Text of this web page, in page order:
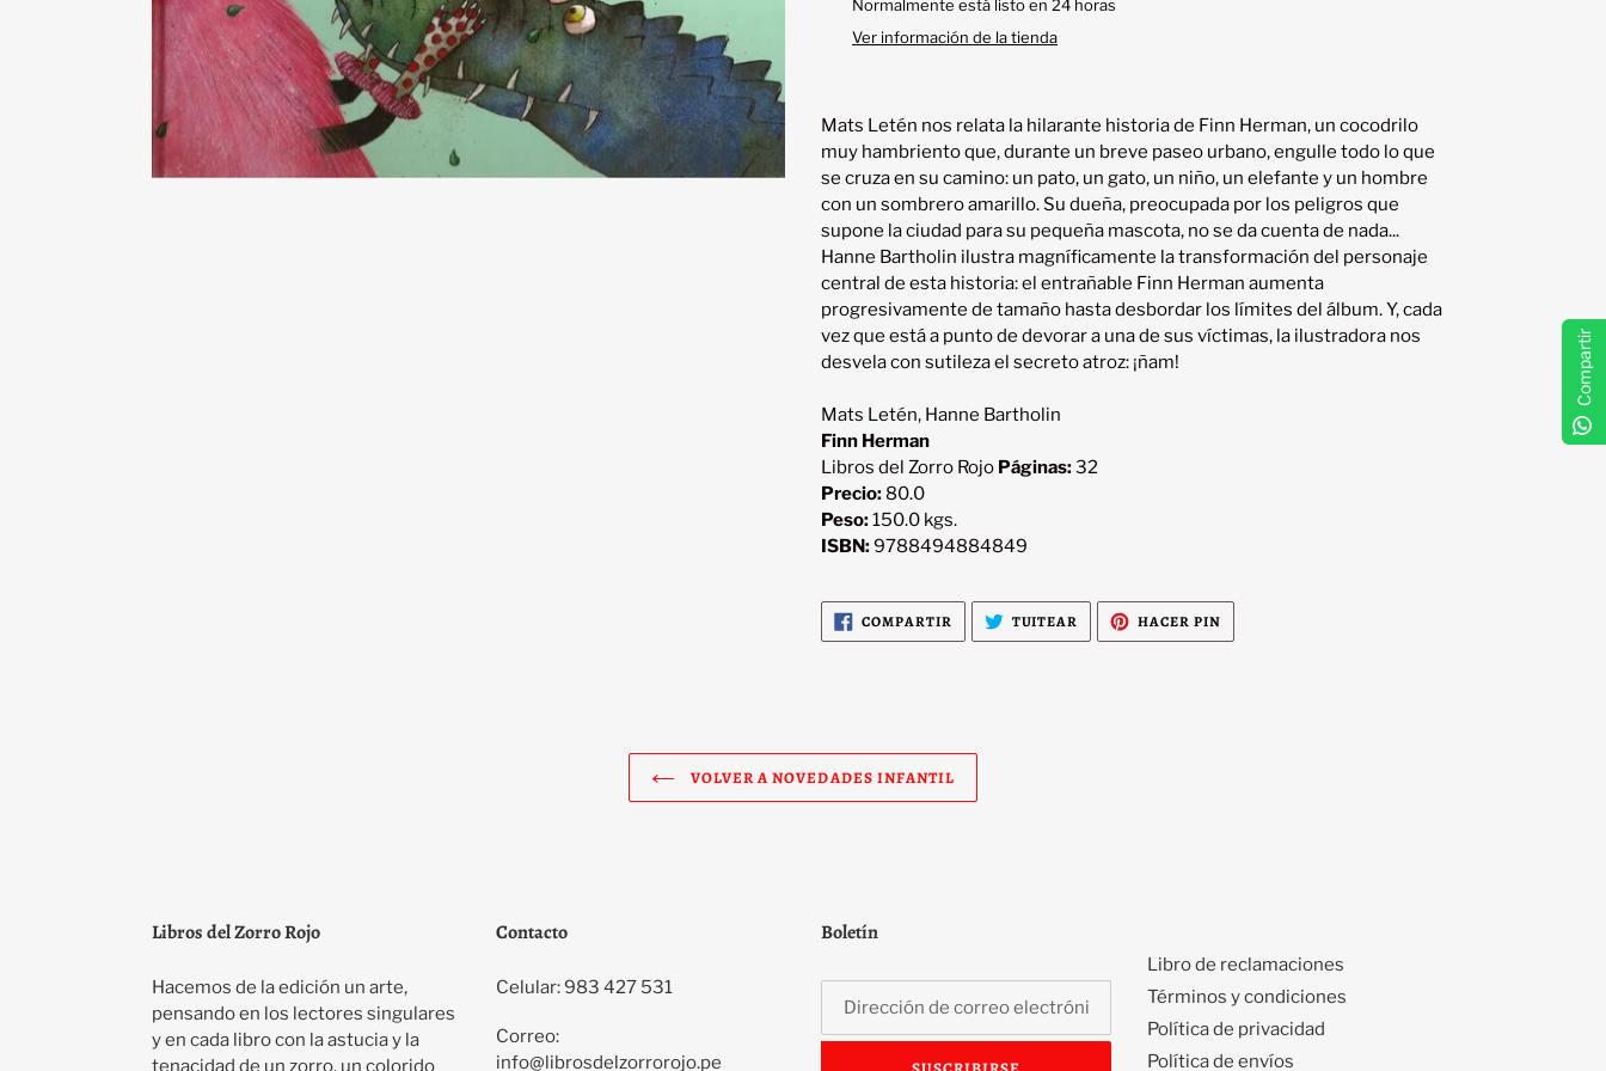
producto
Normalmente está listo en 24 horas
Ver información de la tienda
Mats Letén nos relata la hilarante historia de Finn Herman, un cocodrilo
muy hambriento que, durante un breve paseo urbano, engulle todo lo que
se cruza en su camino: un pato, un gato, un niño, un elefante y un hombre
con un sombrero amarillo. Su dueña, preocupada por los peligros que
supone la ciudad para su pequeña mascota, no se da cuenta de nada...
Hanne Bartholin ilustra magníficamente la transformación del personaje
central de esta historia: el entrañable Finn Herman aumenta
progresivamente de tamaño hasta desbordar los límites del álbum. Y, cada
vez que está a punto de devorar a una de sus víctimas, la ilustradora nos
desvela con sutileza el secreto atroz: ¡ñam!
Mats Letén, Hanne Bartholin
Finn Herman
Libros del Zorro Rojo Páginas:32
Precio: 80.0
Peso:150.0 kgs.
ISBN:9788494884849
COMPARTIR COMPARTIR
EN
FACEBOOK
TUITEAR TUITEAR
TWITTER
HACER PINPINEAR
PINTEREST
VOLVER A NOVEDADES INFANTIL
Libros del Zorro Rojo
Hacemos de la edición un arte,
pensando en los lectores singulares
y en cada libro con la astucia y la
tenacidad de un zorro, un colorido
Contacto
Celular: 983 427 531
Correo:
info@librosdelzorrorojo.pe
Boletín
Libro de reclamaciones
Términos y condiciones
Política de privacidad
Política de envíos
Compartir